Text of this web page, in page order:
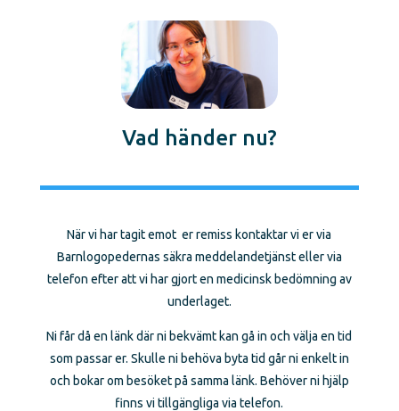
Vad händer nu?
När vi har tagit emot er remiss kontaktar vi er via
Barnlogopedernas säkra meddelandetjänst eller via
telefon efter att vi har gjort en medicinsk bedömning av
underlaget.
Ni får då en länk där ni bekvämt kan gå in och välja en tid
som passar er. Skulle ni behöva byta tid går ni enkelt in
och bokar om besöket på samma länk. Behöver ni hjälp
finns vi tillgängliga via telefon.